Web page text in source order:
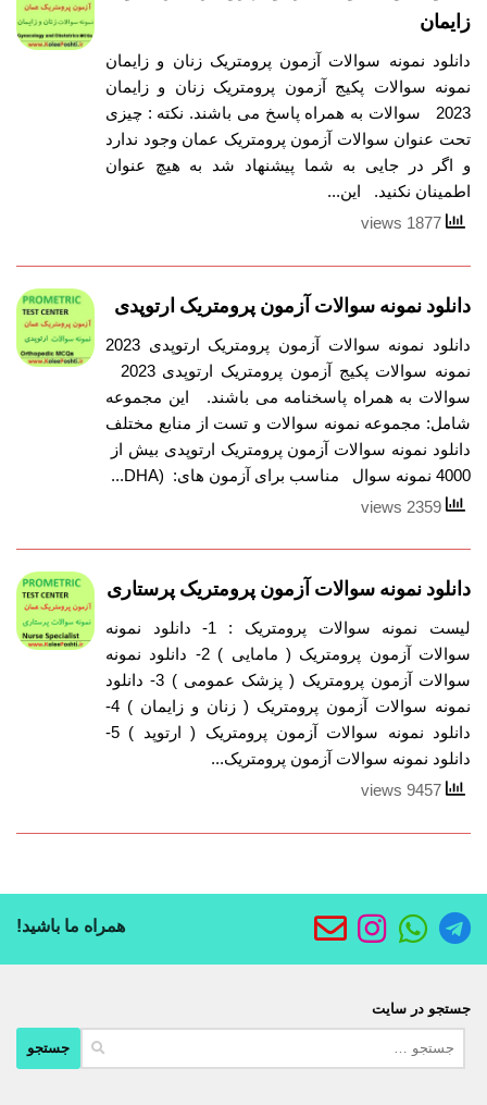
زایمان
دانلود نمونه سوالات آزمون پرومتریک زنان و زایمان
نمونه سوالات پکیج آزمون پرومتریک زنان و زایمان
2023 سوالات به همراه پاسخ می باشند. نکته : چیزی
تحت عنوان سوالات آزمون پرومتریک عمان وجود ندارد
و اگر در جایی به شما پیشنهاد شد به هیچ عنوان
اطمینان نکنید. این...
دانلود نمونه سوالات آزمون پرومتریک ارتوپدی
دانلود نمونه سوالات آزمون پرومتریک ارتوپدی 2023
سوالات به همراه پاسخنامه می باشند. این مجموعه
شامل: مجموعه نمونه سوالات و تست از منابع مختلف
دانلود نمونه سوالات آزمون پرومتریک ارتوپدی بیش از
4000 نمونه سوال مناسب برای آزمون های: (DHA...
دانلود نمونه سوالات آزمون پرومتریک پرستاری
لیست نمونه سوالات پرومتریک : 1- دانلود نمونه
سوالات آزمون پرومتریک ( مامایی ) 2- دانلود نمونه
سوالات آزمون پرومتریک ( پزشک عمومی ) 3- دانلود
نمونه سوالات آزمون پرومتریک ( زنان و زایمان ) 4-
دانلود نمونه سوالات آزمون پرومتریک ( ارتوپد ) 5-
دانلود نمونه سوالات آزمون پرومتریک...
همراه ما باشید!
جستجو در سایت